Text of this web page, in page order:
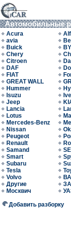
Автомобильные
Acura
avia
Buick
Chery
Citroen
DAF
FIAT
GREAT WALL
Hummer
Isuzu
Jeep
Lancia
Lotus
Mercedes-Benz
Nissan
Peugeot
Renault
Samand
Smart
Subaru
Tesla
Volvo
Другие
Москвич
Добавить разборку